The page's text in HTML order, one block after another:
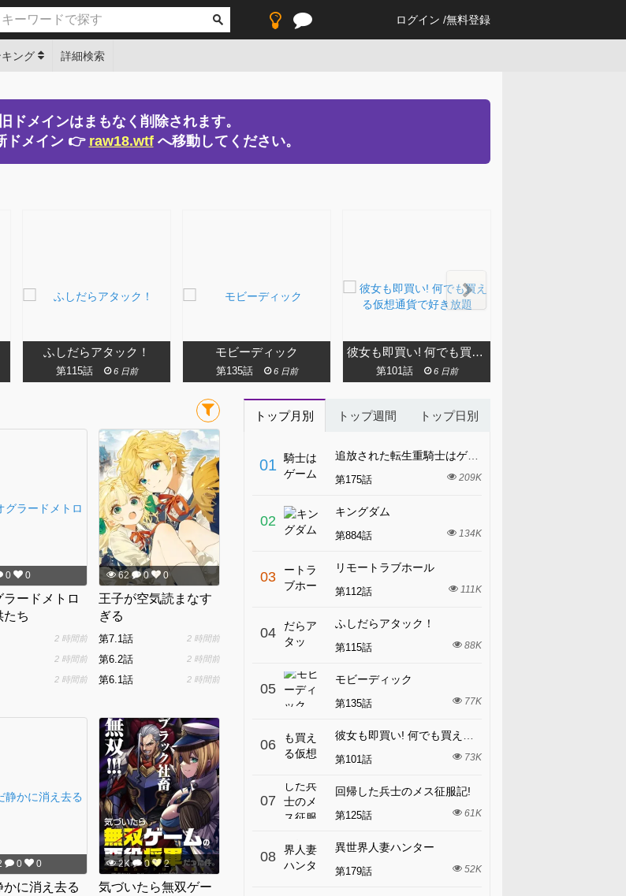
ログイン 無料登録
ング 詳細検索
ドメインはまもなく削除されます。
ドメイン 👉 raw18.wtfへ移動してください。
ふしだらアタック！
第115話 6 日前
モビーディック
第135話 6 日前
彼女も即買い! 何でも買える仮想通貨で好き放題
第101話 6 日前
0 0
ラードメトロ
たち
2 時間前
2 時間前
2 時間前
62 0 0
王子が空気読まなす
ぎる
第7.1話 2 時間前
第6.2話 2 時間前
第6.1話 2 時間前
0 0
かに消え去る
2K 0 2
気づいたら無双ゲー
トップ月別 トップ週間 トップ日別
01
追放された転生重騎士はゲーム知識で無双する
第175話 209K
02
キングダム
第884話 134K
03
リモートラブホール
第112話 111K
04
ふしだらアタック！
第115話 88K
05
モビーディック
第135話 77K
06
第101話 73K
07
回帰した兵士のメス征服記!
第125話 61K
08
異世界人妻ハンター
第179話 52K